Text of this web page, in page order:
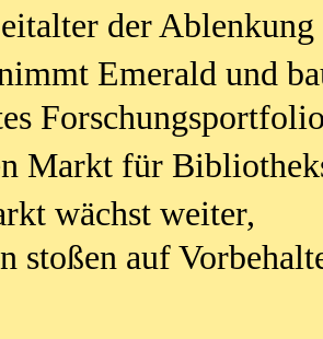
der Ablenkung
Emerald und
Markt für
wächst weiter,
stoßen auf